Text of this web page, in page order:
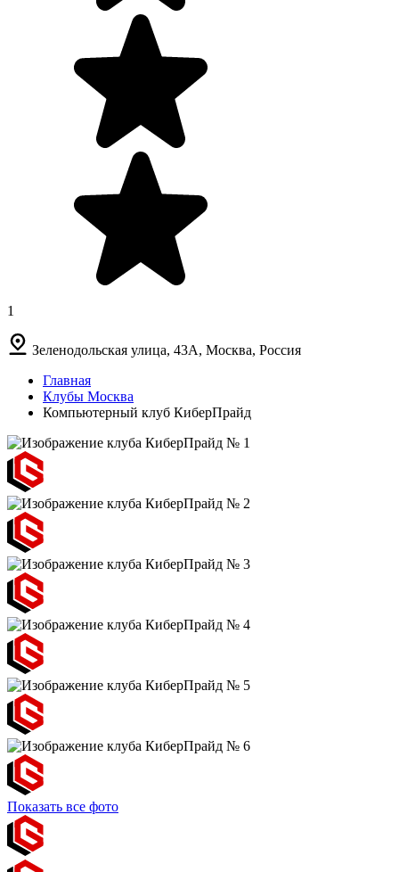
1
Зеленодольская улица, 43А, Москва, Россия
Главная
Клубы Москва
Компьютерный клуб КиберПрайд
Показать все фото